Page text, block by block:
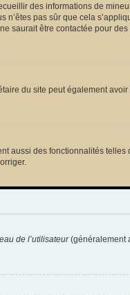
des informations de
pas sûr que cela
saurait être contactée pour
du site peut également
des fonctionnalités
de l’utilisateur(généralement